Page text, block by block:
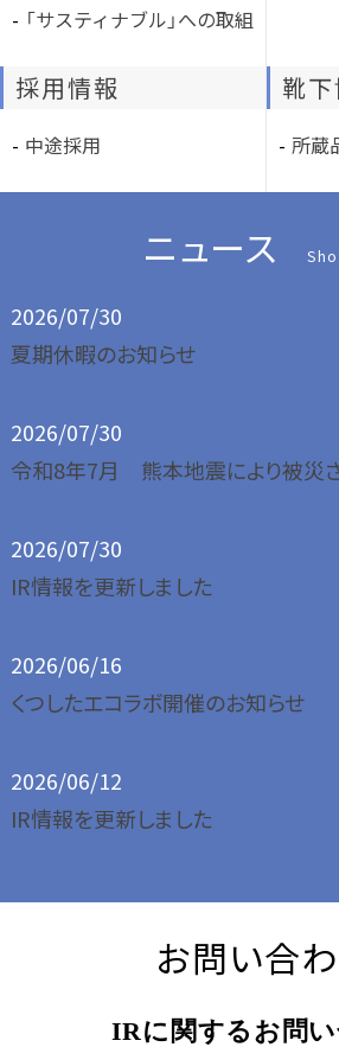
「サスティナブル」への取組
採用情報
中途採用
靴
所蔵
ニュース
2026/07/30
夏期休暇のお知らせ
2026/07/30
令和8年7月 熊本地震により被災
2026/07/30
IR情報を更新しました
2026/06/16
くつしたエコラボ開催のお知らせ
2026/06/12
IR情報を更新しました
お問い合
IRに関するお問